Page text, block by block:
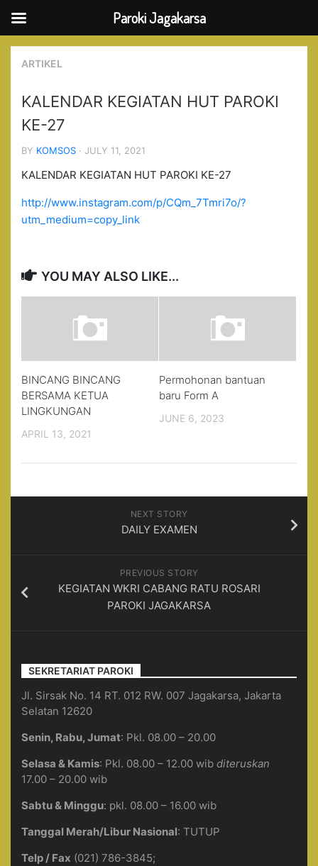
Skip
ARTIKEL
KALENDAR KEGIATAN HUT PAROKI
KE-27
BY KOMSOS · JULY 11, 2021
KALENDAR KEGIATAN HUT PAROKI KE-27
http://www.instagram.com/p/CQm_7Tmri7o/?
utm_medium=copy_link
YOU MAY ALSO LIKE...
BINCANG BINCANG
BERSAMA KETUA
LINGKUNGAN
APRIL 13, 2021
Permohonan bantuan
baru Form A
JUNE 6, 2023
NEXT STORY
DAILY EXAMEN
PREVIOUS STORY
KEGIATAN WKRI CABANG RATU ROSARI
PAROKI JAGAKARSA
SEKRETARIAT PAROKI
Jl. Sirsak No. 14 RT. 012 RW. 007 Jagakarsa, Jakarta
Selatan 12620
Senin, Rabu, Jumat: Pkl. 08.00 – 20.00
Selasa & Kamis: Pkl. 08.00 – 12.00 wib diteruskan
17.00 – 20.00 wib
Sabtu & Minggu: pkl. 08.00 – 16.00 wib
Tanggal Merah/Libur Nasional: TUTUP
Telp / Fax (021) 786-3845;
Paroki Jagakarsa